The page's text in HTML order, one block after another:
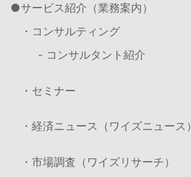
サービス紹介（業務案内）
・コンサルティング
- コンサルタント紹介
・セミナー
・経済ニュース（ワイズニュース）
・市場調査（ワイズリサーチ）